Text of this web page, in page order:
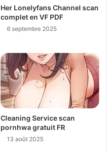
Her Lonelyfans Channel scan
complet en VF PDF
6 septembre 2025
Cleaning Service scan
pornhwa gratuit FR
13 août 2025